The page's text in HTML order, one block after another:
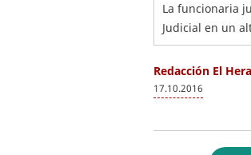
La funcionaria
Judicial en un
Redacción El
17.10.2016